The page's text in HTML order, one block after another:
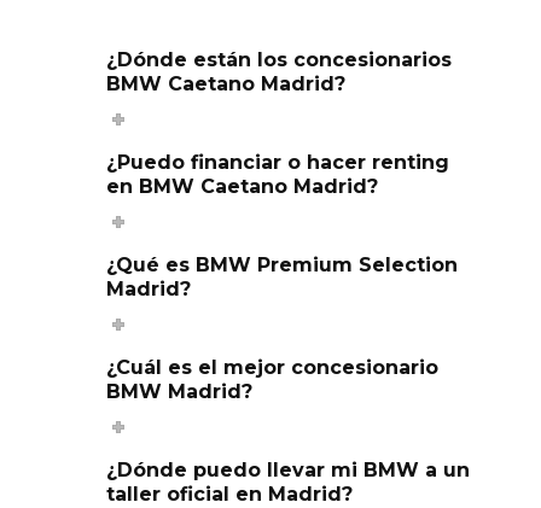
¿Dónde están los concesionarios
BMW Caetano Madrid?
¿Puedo financiar o hacer renting
en BMW Caetano Madrid?
¿Qué es BMW Premium Selection
Madrid?
¿Cuál es el mejor concesionario
BMW Madrid?
¿Dónde puedo llevar mi BMW a un
taller oficial en Madrid?